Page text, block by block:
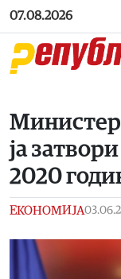
Skip to main content
07.08.2026
ја
2020
ЕКОНОМИЈА